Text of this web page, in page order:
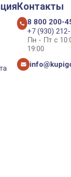
Контакты
8 800 200-
+7 (930)
Пн - Пт с
19:00